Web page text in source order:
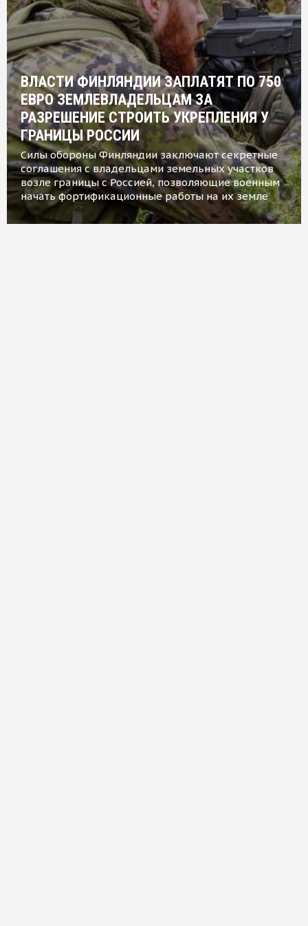
ВЛАСТИ ФИНЛЯНДИИ ЗАПЛАТЯТ ПО 750
ЕВРО ЗЕМЛЕВЛАДЕЛЬЦАМ ЗА
РАЗРЕШЕНИЕ СТРОИТЬ УКРЕПЛЕНИЯ У
ГРАНИЦЫ РОССИИ
Силы обороны Финляндии заключают секретные
соглашения с владельцами земельных участков
возле границы с Россией, позволяющие военным
начать фортификационные работы на их земле